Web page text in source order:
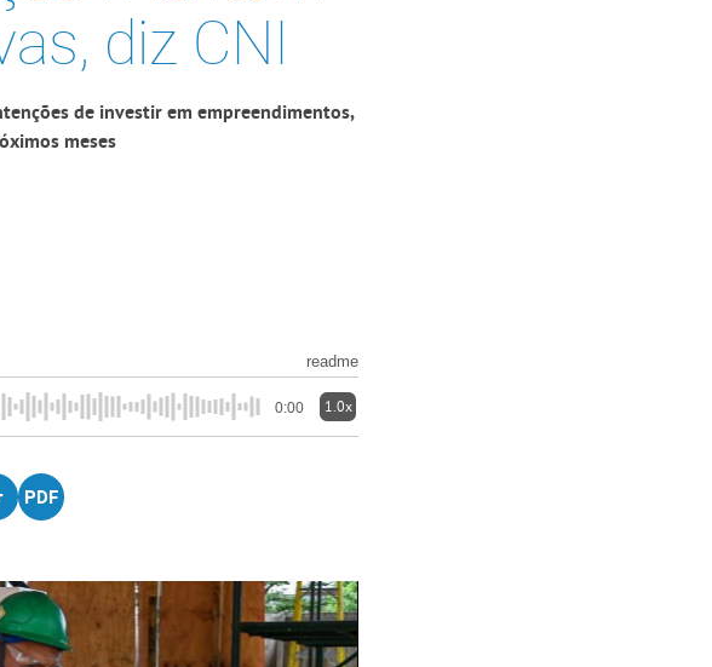
diz CNI
de investir em empreendimentos,
meses
readme
0:00 1.0x